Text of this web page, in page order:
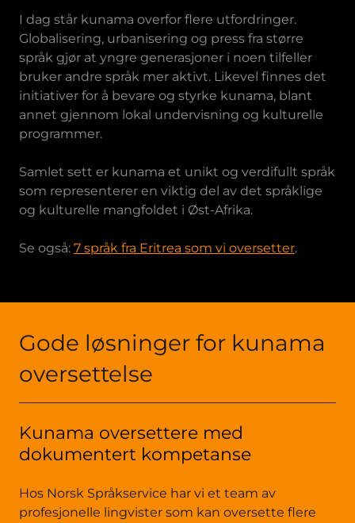
I dag står kunama overfor flere utfordringer.
Globalisering, urbanisering og press fra større
språk gjør at yngre generasjoner i noen tilfeller
bruker andre språk mer aktivt. Likevel finnes det
initiativer for å bevare og styrke kunama, blant
annet gjennom lokal undervisning og kulturelle
programmer.
Samlet sett er kunama et unikt og verdifullt språk
som representerer en viktig del av det språklige
og kulturelle mangfoldet i Øst-Afrika.
Se også: 7 språk fra Eritrea som vi oversetter.
Gode løsninger for kunama
oversettelse
Kunama oversettere med
dokumentert kompetanse
Hos Norsk Språkservice har vi et team av
profesjonelle lingvister som kan oversette flere